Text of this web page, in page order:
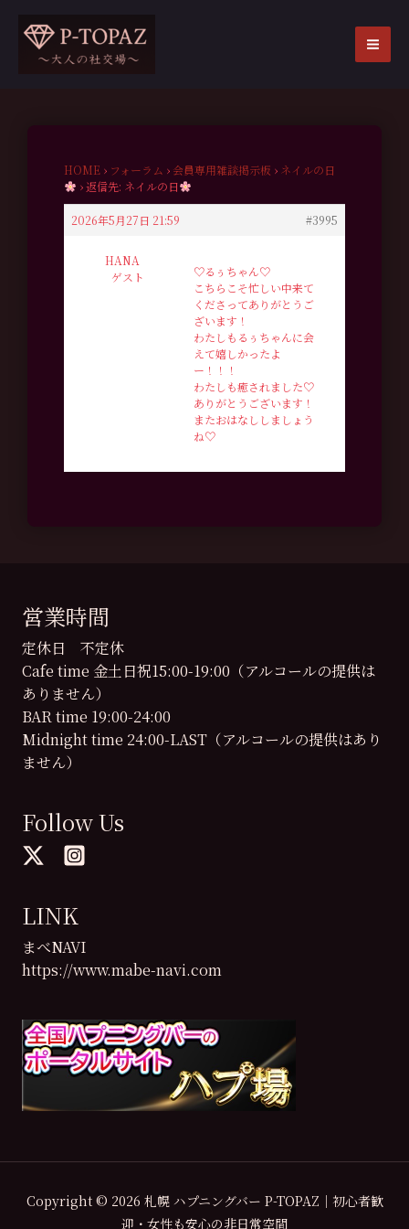
HOME › フォーラム › 会員専用雑談掲示板 › ネイルの日
›返信先: ネイルの日
2026年5月27日 21:59 #3995
HANA
ゲスト
♡るぅちゃん♡
こちらこそ忙しい中来て
くださってありがとうご
ざいます！
わたしもるぅちゃんに会
えて嬉しかったよ
ー！！！
わたしも癒されました♡
ありがとうございます！
またおはなししましょう
ね♡
営業時間
定休日 不定休
Cafe time 金土日祝15:00-19:00（アルコールの提供は
ありません）
BAR time 19:00-24:00
Midnight time 24:00-LAST（アルコールの提供はあり
ません）
Follow Us
LINK
まべNAVI
https://www.mabe-navi.com
Copyright © 2026 札幌 ハプニングバー P-TOPAZ｜初心者歓
迎・女性も安心の非日常空間